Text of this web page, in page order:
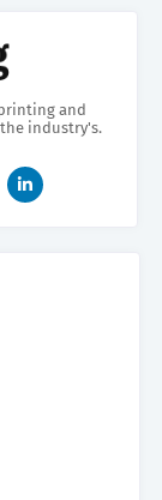
and
industry's.